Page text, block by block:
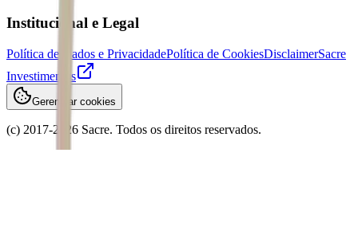
Institucional e Legal
Política de Dados e PrivacidadePolítica de CookiesDisclaimerSacre
Investimentos
Gerenciar cookies
(c) 2017-2026 Sacre. Todos os direitos reservados.